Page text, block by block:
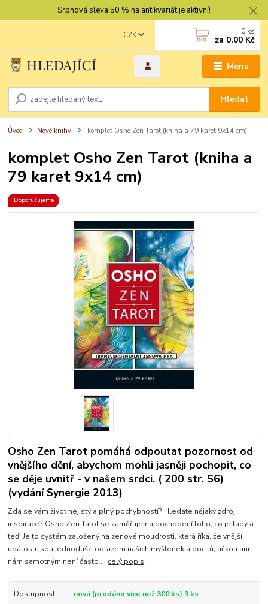
Srpnová sleva 50 % na antikvariát je aktivní!
Menu
CZK
Hledat
0 ks
za 0,00 Kč
Úvod Nové knihy komplet Osho Zen Tarot (kniha a 79 karet 9x14 cm)
komplet Osho Zen Tarot (kniha a
79 karet 9x14 cm)
Doporučujeme
Osho Zen Tarot pomáhá odpoutat pozornost od
vnějšího dění, abychom mohli jasněji pochopit, co
se děje uvnitř - v našem srdci. ( 200 str. S6)
(vydání Synergie 2013)
Zdá se vám život nejistý a plný pochybností? Hledáte nějaký zdroj
inspirace? Osho Zen Tarot se zaměřuje na pochopení toho, co je tady a
teď. Je to systém založený na zenové moudrosti, která říká, že vnější
události jsou jednoduše odrazem našich myšlenek a pocitů, ačkoli ani
nám samotným není často ... celý popis
Dostupnost
nová (prodáno více než 300 ks) 3 ks